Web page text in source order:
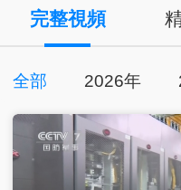
官網微博
點擊關注
微
掃
完整視頻
全部 2026年